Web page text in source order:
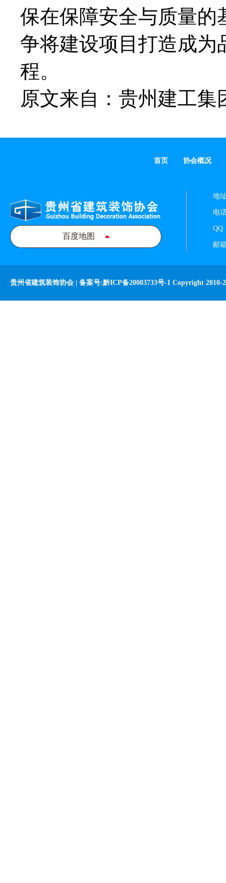
保在保障安全与质量的
争将建设项目打造成为
程。
原文来自：贵州建工集
首页 协会概况
百度地图
地
电
QQ
邮
贵州省建筑装饰协会 | 备案号:黔ICP备20003733号-1 Copyright 2010-